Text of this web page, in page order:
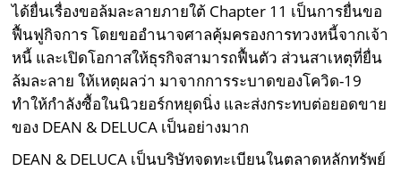
ได้ยื่นเรื่องขอล้มละลายภายใต้ Chapter 11 เป็นการยื่นขอ
ฟื้นฟูกิจการ โดยขออำนาจศาลคุ้มครองการทวงหนี้จากเจ้า
หนี้ และเปิดโอกาสให้ธุรกิจสามารถฟื้นตัว ส่วนสาเหตุที่ยื่น
ล้มละลาย ให้เหตุผลว่า มาจากการระบาดของโควิด-19
ทำให้กำลังซื้อในนิวยอร์กหยุดนิ่ง และส่งกระทบต่อยอดขาย
ของ DEAN & DELUCA เป็นอย่างมาก
DEAN & DELUCA เป็นบริษัทจดทะเบียนในตลาดหลักทรัพย์